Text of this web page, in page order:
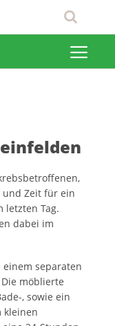
und Zeit für ein
letzten Tag.
dabei im
separaten
möblierte
, sowie ein
kleinen